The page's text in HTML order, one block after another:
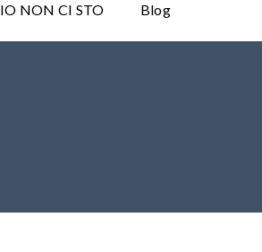
IO NON CI STO Blog